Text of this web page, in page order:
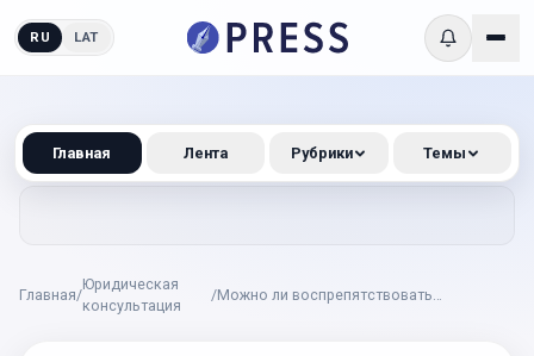
RU LAT
Главная/
Юридическая
консультация
/Можно ли воспрепятствовать
Главная Лента Рубрики Темы